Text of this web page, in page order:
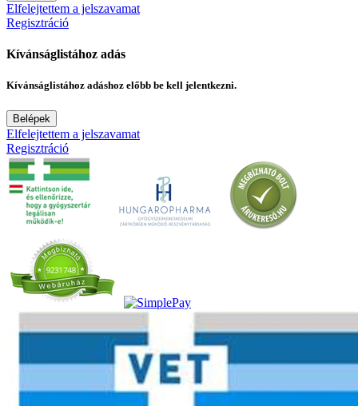
Elfelejtettem a jelszavamat
Regisztráció
Kívánságlistához adás
Kívánságlistához adáshoz előbb be kell jelentkezni.
Belépek
Elfelejtettem a jelszavamat
Regisztráció